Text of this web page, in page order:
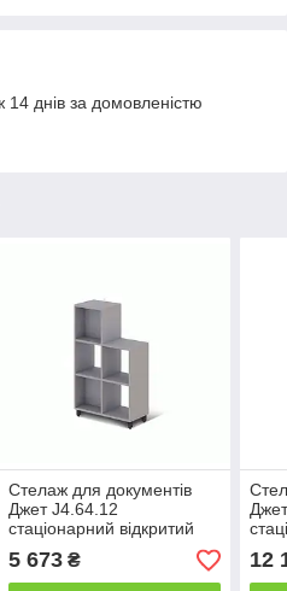
днів за домовленістю
Стелаж для документів
Джет J4.64.12
стаціонарний відкритий
1442х340х1188 мм
(MConcept-ТМ)
5 673₴ 12